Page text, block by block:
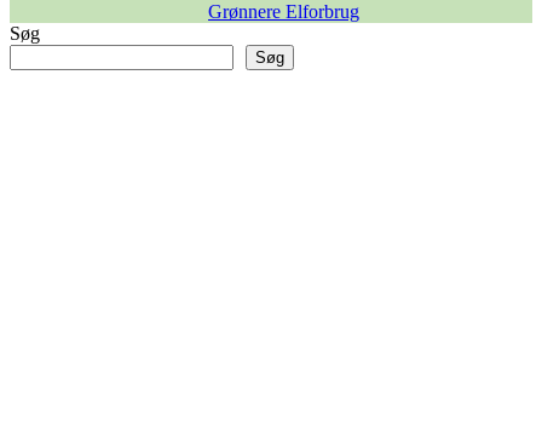
Grønnere Elforbrug
Søg
Søg